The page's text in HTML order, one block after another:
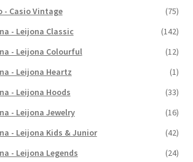
- Casio Vintage
(75)
- Leijona Classic
(142)
- Leijona Colourful
(12)
- Leijona Heartz
(1)
- Leijona Hoods
(33)
- Leijona Jewelry
(16)
- Leijona Kids & Junior
(42)
- Leijona Legends
(24)